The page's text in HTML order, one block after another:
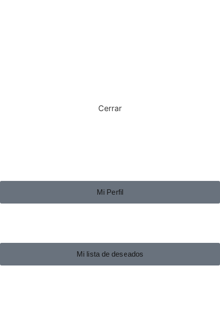
Cerrar
Mi Perfil
Mi lista de deseados